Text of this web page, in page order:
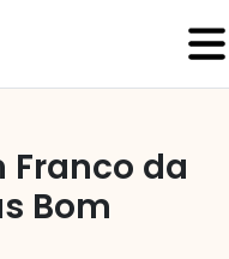
da
Bom